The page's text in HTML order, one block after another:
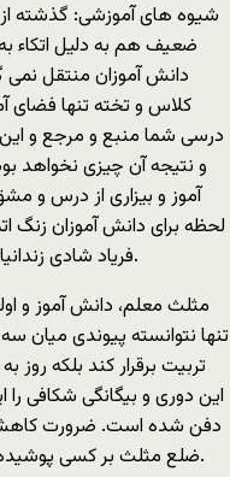
شیوه های آموزشی: گذشته
ضعیف هم به دلیل اتکاء
دانش آموزان منتقل
کلاس و تخته تنها
درسی شما منبع و مرجع و این
و نتیجه آن چیزی نخواهد
آموز و بیزاری از درس و
لحظه برای دانش آموزان زنگ
فریاد شادی زندانیان رها شده از یک حبس طاقت فرسا است.
مثلث معلم، دانش آموز و
تنها نتوانسته پیوندی میان
تربیت برقرار کند بلکه روز
این دوری و بیگانگی شکافی
دفن شده است. ضرورت کاهش
ضلع مثلث بر کسی پوشیده نیست اما چگونگی آن مهم است و دشوار.